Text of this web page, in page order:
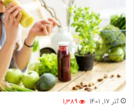
آذر 17, 1401 1,389